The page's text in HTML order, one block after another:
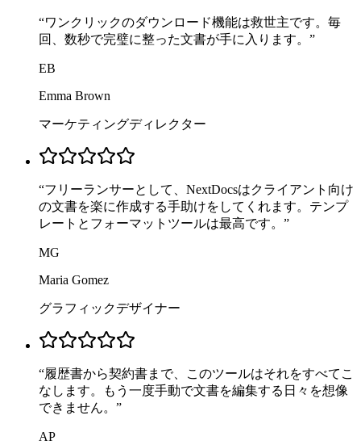
“ワンクリックのダウンロード機能は救世主です。毎
回、数秒で完璧に整った文書が手に入ります。 ”
EB
Emma Brown
マーケティングディレクター
“フリーランサーとして、NextDocsはクライアント向け
の文書を楽に作成する手助けをしてくれます。テンプ
レートとフォーマットツールは最高です。 ”
MG
Maria Gomez
グラフィックデザイナー
“履歴書から契約書まで、このツールはそれをすべてこ
なします。もう一度手動で文書を編集する日々を想像
できません。 ”
AP